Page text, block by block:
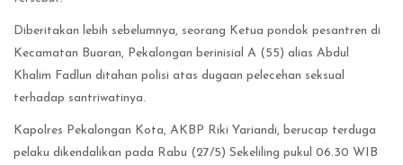
Diberitakan lebih sebelumnya, seorang Ketua pondok pesantren di
Kecamatan Buaran, Pekalongan berinisial A (55) alias Abdul
Khalim Fadlun ditahan polisi atas dugaan pelecehan seksual
terhadap santriwatinya.
Kapolres Pekalongan Kota, AKBP Riki Yariandi, berucap terduga
pelaku dikendalikan pada Rabu (27/5) Sekeliling pukul 06.30 WIB